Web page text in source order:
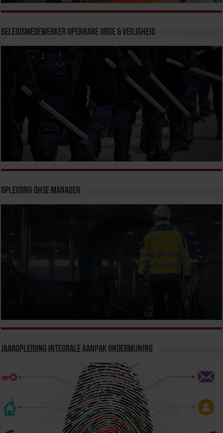
Beleidsmedewerker Openbare Orde & Veiligheid
Opleiding QHSE Manager
Jaaropleiding Integrale Aanpak Ondermijning